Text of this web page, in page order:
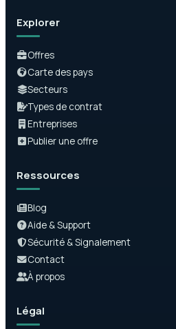
Explorer
Offres
Carte des pays
Secteurs
Types de contrat
Entreprises
Publier une offre
Ressources
Blog
Aide & Support
Sécurité & Signalement
Contact
À propos
Légal